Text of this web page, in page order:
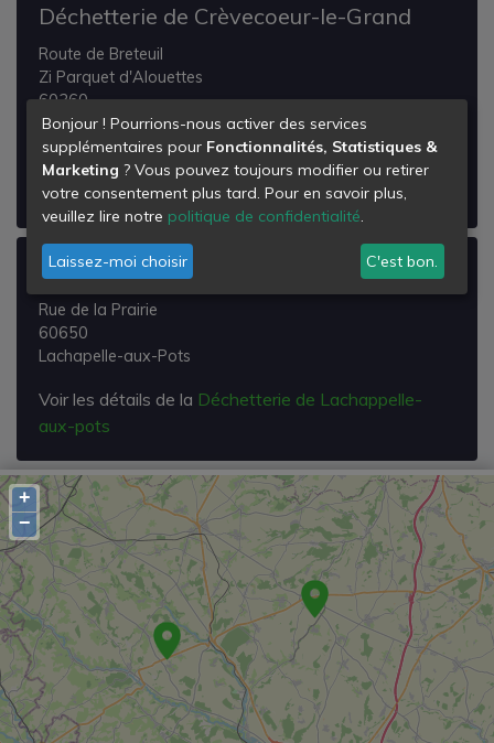
Déchetterie de Crèvecoeur-le-Grand
Route de Breteuil
Zi Parquet d'Alouettes
60360
Crèvecoeur-le-Grand
Voir les détails de laDéchetterie de Crèvecoeur-le-
Grand
Déchetterie de Lachappelle-aux-pots
Rue de la Prairie
60650
Lachapelle-aux-Pots
Voir les détails de la Déchetterie de Lachappelle-
aux-pots
+
−
Bonjour ! Pourrions-nous activer des services
supplémentaires pour Fonctionnalités, Statistiques &
Marketing ? Vous pouvez toujours modifier ou retirer
votre consentement plus tard. Pour en savoir plus,
veuillez lire notre politique de confidentialité.
Laissez-moi choisir C'est bon.